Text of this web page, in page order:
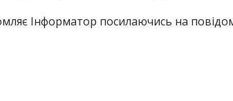
Інформатор посилаючись на